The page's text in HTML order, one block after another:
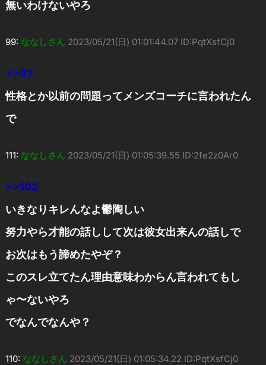
無いわけないやろ
99: ななしさん 2023/05/21(日) 01:01:44.07 ID:PqtXsfCj0
>>97
性格とか以前の問題ってメンズコーチに言われたん
で
111: ななしさん 2023/05/21(日) 01:05:39.55 ID:2fe2z0Ar0
>>102
いきなりキレんなよ鬱陶しい
努力やら才能の話しして次は彼女出来んの話しで
お次はもう諦めたやぞ？
このスレ立てたん理由意味わからん言われてもし
ゃ〜ないやろ
でなんでなんや？
110: ななしさん 2023/05/21(日) 01:05:34.22 ID:PqtXsfCj0